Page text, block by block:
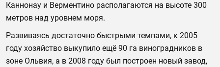
Каннонау и Верментино располагаются на высоте 300
метров над уровнем моря.
Развиваясь достаточно быстрыми темпами, к 2005
году хозяйство выкупило ещё 90 га виноградников в
зоне Ольвия, а в 2008 году был построен новый завод,